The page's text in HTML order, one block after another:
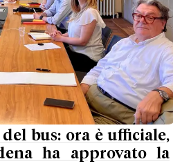
bus: ora è ufficiale,
ha approvato la